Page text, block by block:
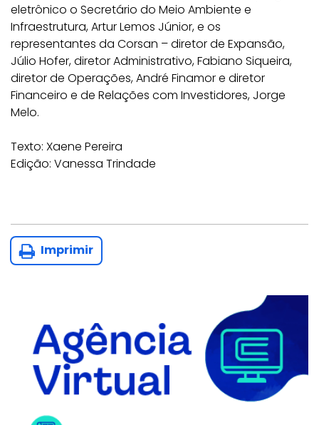
eletrônico o Secretário do Meio Ambiente e
Infraestrutura, Artur Lemos Júnior, e os
representantes da Corsan – diretor de Expansão,
Júlio Hofer, diretor Administrativo, Fabiano Siqueira,
diretor de Operações, André Finamor e diretor
Financeiro e de Relações com Investidores, Jorge
Melo.
Texto: Xaene Pereira
Edição: Vanessa Trindade
Imprimir